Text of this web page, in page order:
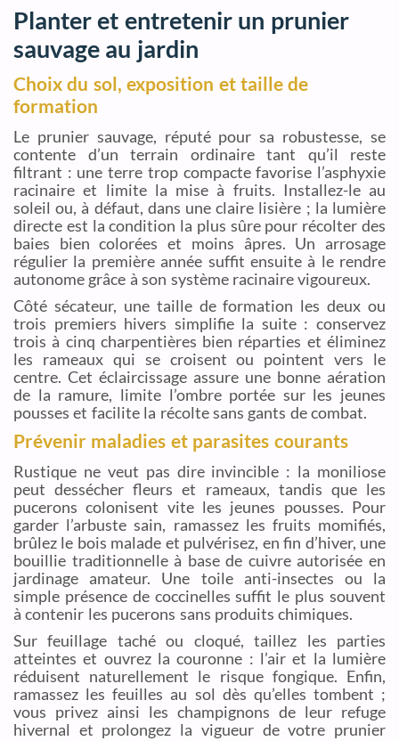
Planter et entretenir un prunier
sauvage au jardin
Choix du sol, exposition et taille de
formation
Le prunier sauvage, réputé pour sa robustesse, se
contente d’un terrain ordinaire tant qu’il reste
filtrant : une terre trop compacte favorise l’asphyxie
racinaire et limite la mise à fruits. Installez-le au
soleil ou, à défaut, dans une claire lisière ; la lumière
directe est la condition la plus sûre pour récolter des
baies bien colorées et moins âpres. Un arrosage
régulier la première année suffit ensuite à le rendre
autonome grâce à son système racinaire vigoureux.
Côté sécateur, une taille de formation les deux ou
trois premiers hivers simplifie la suite : conservez
trois à cinq charpentières bien réparties et éliminez
les rameaux qui se croisent ou pointent vers le
centre. Cet éclaircissage assure une bonne aération
de la ramure, limite l’ombre portée sur les jeunes
pousses et facilite la récolte sans gants de combat.
Prévenir maladies et parasites courants
Rustique ne veut pas dire invincible : la moniliose
peut dessécher fleurs et rameaux, tandis que les
pucerons colonisent vite les jeunes pousses. Pour
garder l’arbuste sain, ramassez les fruits momifiés,
brûlez le bois malade et pulvérisez, en fin d’hiver, une
bouillie traditionnelle à base de cuivre autorisée en
jardinage amateur. Une toile anti-insectes ou la
simple présence de coccinelles suffit le plus souvent
à contenir les pucerons sans produits chimiques.
Sur feuillage taché ou cloqué, taillez les parties
atteintes et ouvrez la couronne : l’air et la lumière
réduisent naturellement le risque fongique. Enfin,
ramassez les feuilles au sol dès qu’elles tombent ;
vous privez ainsi les champignons de leur refuge
hivernal et prolongez la vigueur de votre prunier